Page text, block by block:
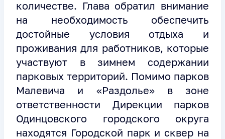
количестве. Глава обратил внимание
на необходимость обеспечить
достойные условия отдыха и
проживания для работников, которые
участвуют в зимнем содержании
парковых территорий. Помимо парков
Малевича и «Раздолье» в зоне
ответственности Дирекции парков
Одинцовского городского округа
находятся Городской парк и сквер на